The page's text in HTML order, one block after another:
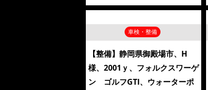
車検・整備
【整備】静岡県御殿場市、H
様、2001ｙ、フォルクスワーゲ
ン ゴルフGTI、ウォーターポ